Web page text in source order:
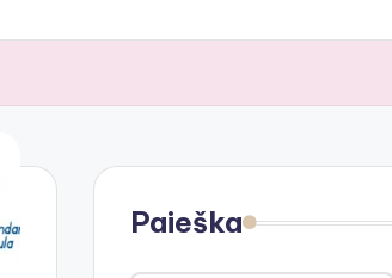
Paieška